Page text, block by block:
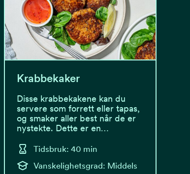
Krabbekaker
Disse krabbekakene kan du
servere som forrett eller tapas,
og smaker aller best når de er
nystekte. Dette er en…
Tidsbruk: 40 min
Vanskelighetsgrad: Middels